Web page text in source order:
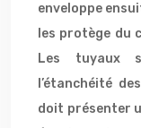
enveloppe
les protège du
Les tuyaux
l’étanchéité
doit présenter